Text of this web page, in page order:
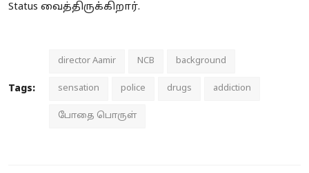
Status வைத்திருக்கிறார்.
Tags:
director Aamir NCB background
sensation police drugs addiction
போதை பொருள்